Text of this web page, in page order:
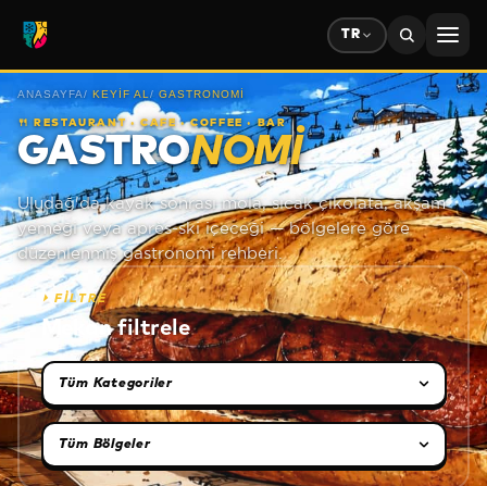
TR
ANASAYFA/ KEYIF AL / GASTRONOMI
🍴 RESTAURANT · CAFE · COFFEE · BAR
GASTRONOMI
Uludağ'da kayak sonrası mola, sıcak çikolata, akşam
yemeği veya après-ski içeceği — bölgelere göre
düzenlenmiş gastronomi rehberi.
⏵ FİLTRE
Mekan filtrele
Kategori seçimi
Bölge seçimi